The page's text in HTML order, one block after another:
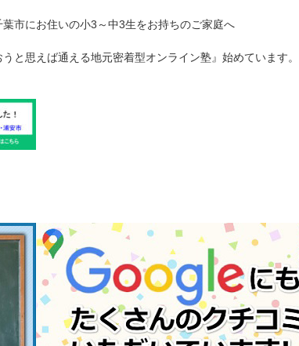
市にお住いの小3～中3生をお持ちのご家庭へ
と思えば通える地元密着型オンライン塾』始めています。